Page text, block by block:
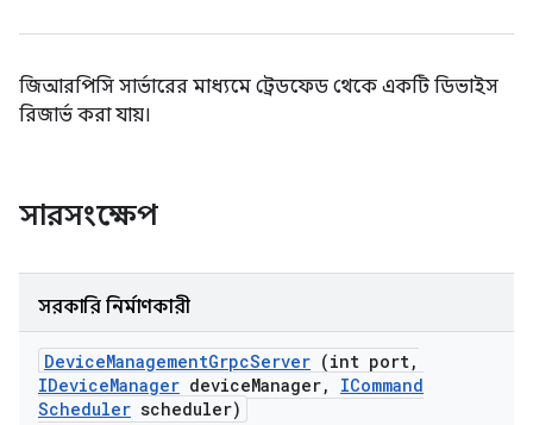
জিআরপিসি সার্ভারের মাধ্যমে ট্রেডফেড থেকে একটি ডিভাইস
রিজার্ভ করা যায়।
সারসংক্ষেপ
সরকারি নির্মাণকারী
DeviceManagementGrpcServer (int port,
IDeviceManager deviceManager,
ICommand
Scheduler scheduler)